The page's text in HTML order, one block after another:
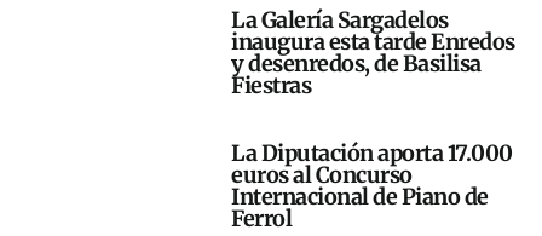
La Galería Sargadelos
inaugura esta tarde Enredos
y desenredos, de Basilisa
Fiestras
La Diputación aporta 17.000
euros al Concurso
Internacional de Piano de
Ferrol